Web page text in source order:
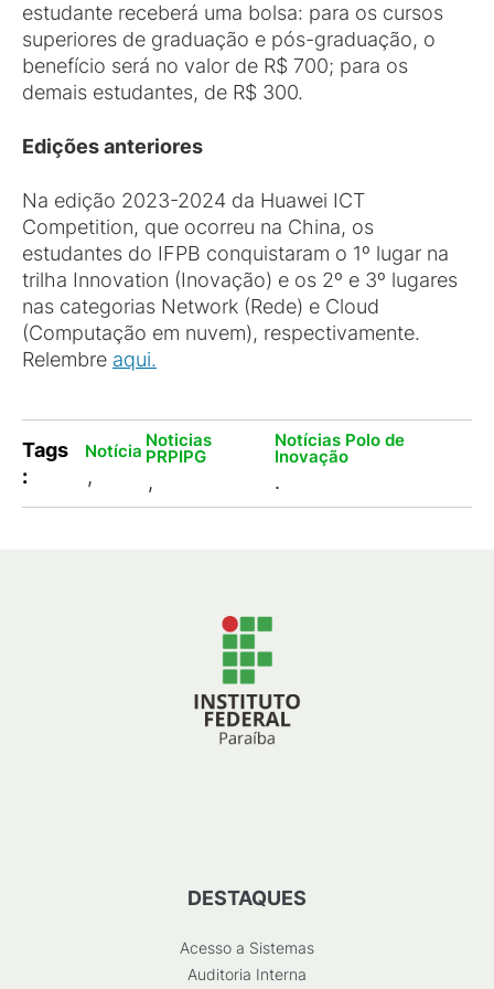
estudante receberá uma bolsa: para os cursos
superiores de graduação e pós-graduação, o
benefício será no valor de R$ 700; para os
demais estudantes, de R$ 300.
Edições anteriores
Na edição 2023-2024 da Huawei ICT
Competition, que ocorreu na China, os
estudantes do IFPB conquistaram o 1º lugar na
trilha Innovation (Inovação) e os 2º e 3º lugares
nas categorias Network (Rede) e Cloud
(Computação em nuvem), respectivamente.
Relembre aqui.
Tags
:
Notícia
,
Noticias
PRPIPG
,
Notícias Polo de
Inovação
.
DESTAQUES
Acesso a Sistemas
Auditoria Interna